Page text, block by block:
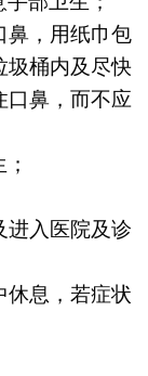
鼻，用纸巾包
圾桶内及尽快
口鼻，而不应
进入医院及诊
休息，若症状